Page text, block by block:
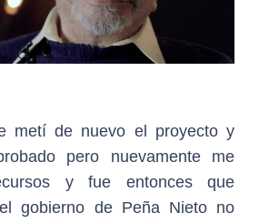
metí de nuevo el proyecto y
pero nuevamente me
y fue entonces que
gobierno de Peña Nieto no